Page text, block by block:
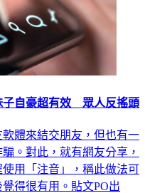
子自豪超有效 眾人反搖頭
體來結交朋友，但也有一
。對此，就有網友分享，
用「注音」，稱此做法可
得很有用。貼文PO出